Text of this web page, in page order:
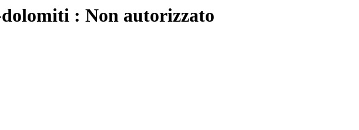
: Non autorizzato